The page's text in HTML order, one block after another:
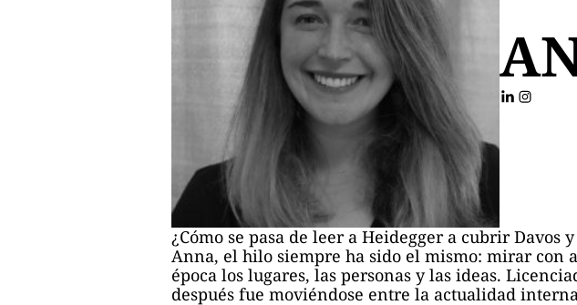
¿Cómo se pasa de leer a Heidegger a cubrir Davos
Anna, el hilo siempre ha sido el mismo: mirar con
época los lugares, las personas y las ideas.
después fue moviéndose entre la actualidad